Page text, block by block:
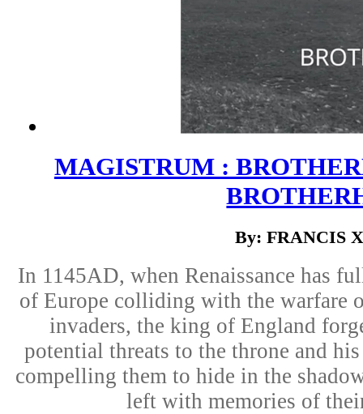
MAGISTRUM :
By: FRANCIS
In 1145AD, when Renaissance has
of Europe colliding with the warfare
invaders, the king of England
potential threats to the throne and
compelling them to hide in the
left with memories of